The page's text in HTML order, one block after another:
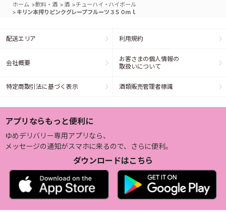
ホーム >飲料・酒 > 酒 >チューハイ・ハイボール
> キリン本搾りピンクグレープフルーツ３５０ｍｌ
配送エリア 利用規約
会社概要
お客さまの個人情報の
取扱いについて
特定商取引法に基づく表示 酒類販売管理者標識
アプリならもっと便利に
ゆめデリバリー専用アプリなら、
メッセージの通知がスマホに来るので、さらに便利。
ダウンロードはこちら